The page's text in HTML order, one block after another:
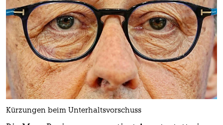
Kürzungen beim Unterhaltsvorschuss